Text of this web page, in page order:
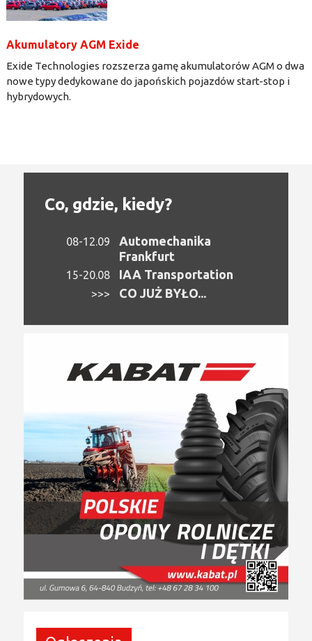
Akumulatory AGM Exide
Exide Technologies rozszerza gamę akumulatorów AGM o dwa
nowe typy dedykowane do japońskich pojazdów start-stop i
hybrydowych.
Co, gdzie, kiedy?
08-12.09
Automechanika
Frankfurt
15-20.08 IAA Transportation
>>> CO JUŻ BYŁO...